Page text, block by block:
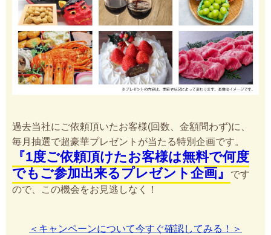
過去当社にご依頼頂いたお客様(回数、金額問わず)に、
毎月抽選で超豪華プレゼントが当たる特別企画です。
『1度ご依頼頂けたお客様は無料で何度
でもご参加出来るプレゼント企画』
です
ので、この機会をお見逃しなく！
＜キャンペーンについて今すぐ確認してみる！＞